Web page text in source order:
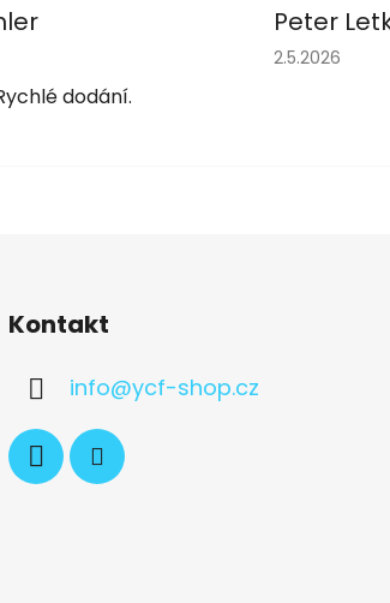
je 5 z 5 hvězdiček.
dodání.
Peter
Hodnocení
2.5.2026
Kontakt
info@ycf-shop.cz